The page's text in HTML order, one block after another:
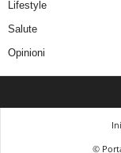
Lifestyle
Salute
Opinioni
©